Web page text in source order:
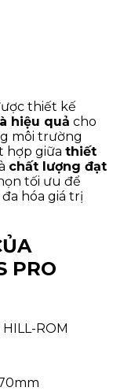
thiết kế
hiệu quả cho
môi trường
hợp giữa thiết
chất lượng đạt
tối ưu để
hóa giá trị
PRO
ROM